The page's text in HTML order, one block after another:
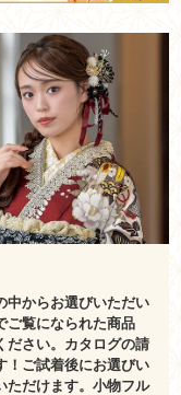
中からお選びいただい
ご覧になられた商品
ださい。カタログの請
！ご試着後にお選びい
ただけます。小物フル